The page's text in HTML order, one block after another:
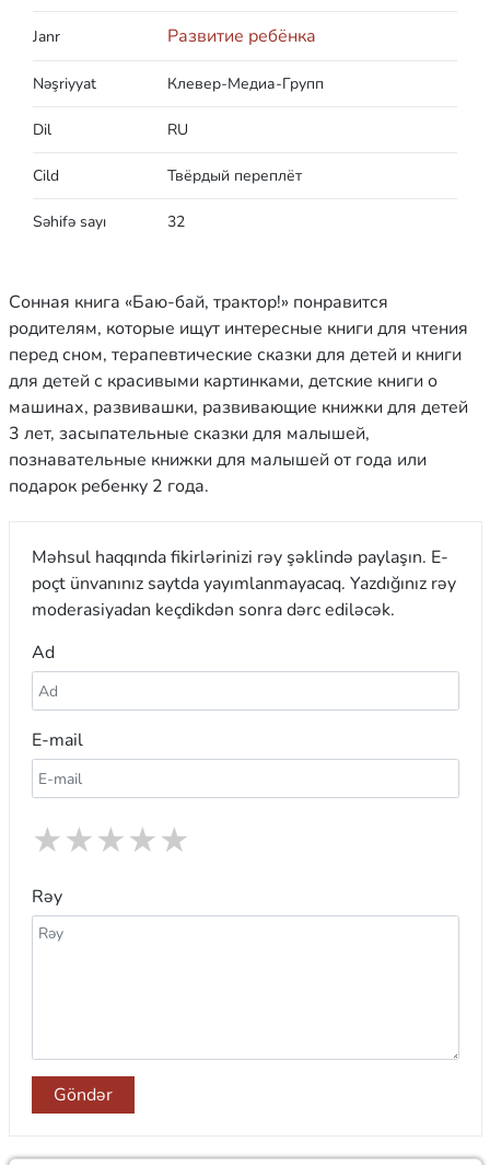
Janr Развитие ребёнка
Nəşriyyat Клевер-Медиа-Групп
Dil RU
Cild Твёрдый переплёт
Səhifə sayı 32
Сонная книга «Баю-бай, трактор!» понравится
родителям, которые ищут интересные книги для чтения
перед сном, терапевтические сказки для детей и книги
для детей с красивыми картинками, детские книги о
машинах, развивашки, развивающие книжки для детей
3 лет, засыпательные сказки для малышей,
познавательные книжки для малышей от года или
подарок ребенку 2 года.
Məhsul haqqında fikirlərinizi rəy şəklində paylaşın. E-
poçt ünvanınız saytda yayımlanmayacaq. Yazdığınız rəy
moderasiyadan keçdikdən sonra dərc ediləcək.
Ad
E-mail
★
★
★
★
★
Rəy
Göndər